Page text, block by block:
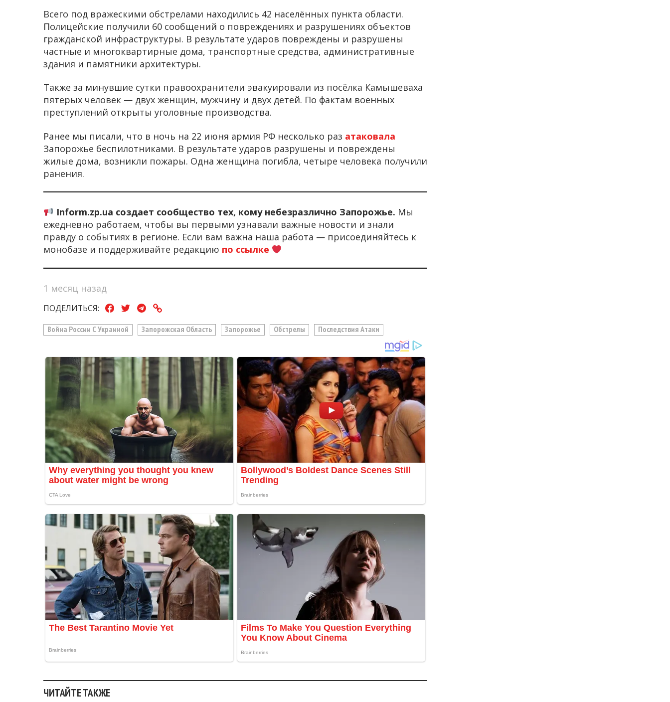
Всего под вражескими обстрелами находились 42 населённых пункта области.
Полицейские получили 60 сообщений о повреждениях и разрушениях объектов
гражданской инфраструктуры. В результате ударов повреждены и разрушены
частные и многоквартирные дома, транспортные средства, административные
здания и памятники архитектуры.
Также за минувшие сутки правоохранители эвакуировали из посёлка Камышеваха
пятерых человек — двух женщин, мужчину и двух детей. По фактам военных
преступлений открыты уголовные производства.
Ранее мы писали, что в ночь на 22 июня армия РФ несколько раз атаковала
Запорожье беспилотниками. В результате ударов разрушены и повреждены
жилые дома, возникли пожары. Одна женщина погибла, четыре человека получили
ранения.
Inform.zp.ua создает сообщество тех, кому небезразлично Запорожье. Мы
ежедневно работаем, чтобы вы первыми узнавали важные новости и знали
правду о событиях в регионе. Если вам важна наша работа — присоединяйтесь к
монобазе и поддерживайте редакцию по ссылке
1 месяц назад
ПОДЕЛИТЬСЯ:
Война России С Украиной Запорожская Область Запорожье Обстрелы Последствия Атаки
ЧИТАЙТЕ ТАКЖЕ